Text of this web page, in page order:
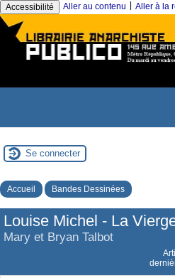
Accessibilité Aller au contenu Aller à la
Se connecter
Accueil Bandes Dessinées
Louise Michel - La
Mary et Bryan Talbot